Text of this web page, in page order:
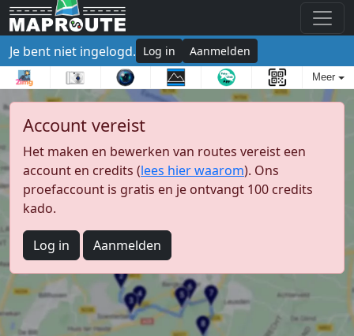
Je bent niet ingelogd. Log in Aanmelden
Meer
Account vereist
Het maken en bewerken van routes vereist een
account en credits (lees hier waarom). Ons
proefaccount is gratis en je ontvangt 100 credits
kado.
Log in Aanmelden